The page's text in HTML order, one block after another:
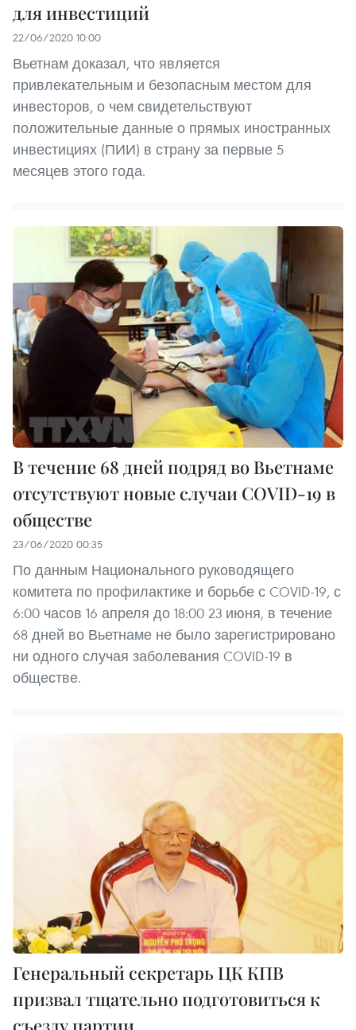
для инвестиций
22/06/2020 10:00
Вьетнам доказал, что является
привлекательным и безопасным местом для
инвесторов, о чем свидетельствуют
положительные данные о прямых иностранных
инвестициях (ПИИ) в страну за первые 5
месяцев этого года.
В течение 68 дней подряд во Вьетнаме
отсутствуют новые случаи COVID-19 в
обществе
23/06/2020 00:35
По данным Национального руководящего
комитета по профилактике и борьбе с COVID-19, с
6:00 часов 16 апреля до 18:00 23 июня, в течение
68 дней во Вьетнаме не было зарегистрировано
ни одного случая заболевания COVID-19 в
обществе.
Генеральный секретарь ЦК КПВ
призвал тщательно подготовиться к
съезду партии